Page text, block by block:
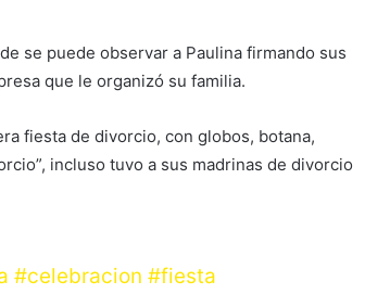
se puede observar a Paulina firmando sus
que le organizó su familia.
fiesta de divorcio, con globos, botana,
incluso tuvo a sus madrinas de divorcio
#celebracion #fiesta